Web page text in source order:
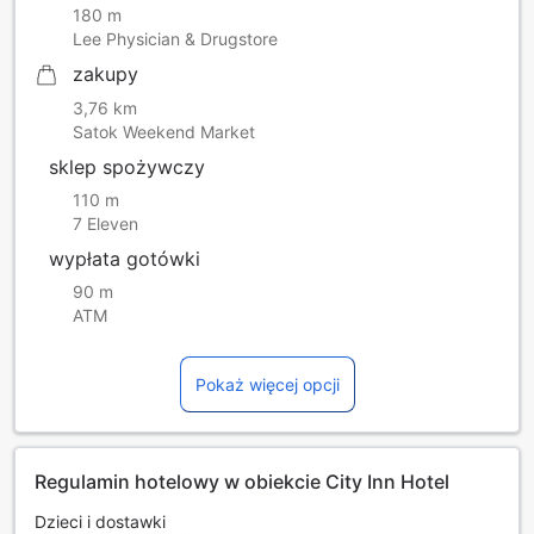
180 m
Lee Physician & Drugstore
zakupy
3,76 km
Satok Weekend Market
sklep spożywczy
110 m
7 Eleven
wypłata gotówki
90 m
ATM
Pokaż więcej opcji
Regulamin hotelowy w obiekcie City Inn Hotel
Dzieci i dostawki